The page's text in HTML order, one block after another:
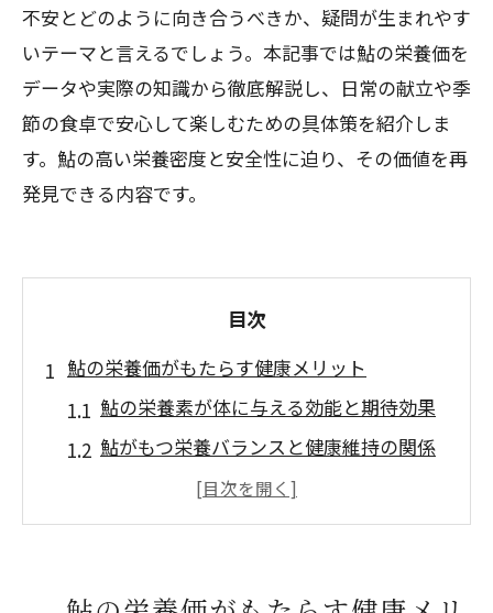
不安とどのように向き合うべきか、疑問が生まれやす
いテーマと言えるでしょう。本記事では鮎の栄養価を
データや実際の知識から徹底解説し、日常の献立や季
節の食卓で安心して楽しむための具体策を紹介しま
す。鮎の高い栄養密度と安全性に迫り、その価値を再
発見できる内容です。
目次
鮎の栄養価がもたらす健康メリット
鮎の栄養素が体に与える効能と期待効果
鮎がもつ栄養バランスと健康維持の関係
鮎は日常の食事にどう役立つ魚なのか
しよう